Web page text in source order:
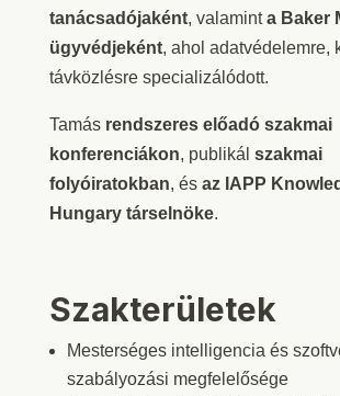
tanácsadójaként, valaminta Baker
ügyvédjeként, ahol adatvédelemre,
távközlésre specializálódott.
Tamás rendszeres előadó szakmai
konferenciákon, publikál szakmai
folyóiratokban, és az IAPP
Hungary társelnöke.
Szakterületek
Mesterséges intelligencia és
szabályozási megfelelősége